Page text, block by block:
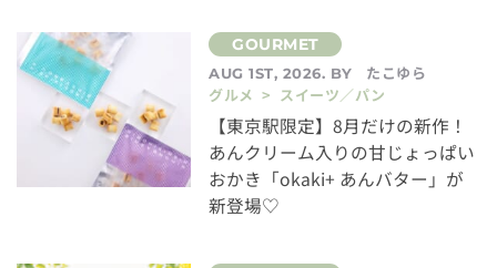
AUG 1ST, 2026. BY
たこゆら
グルメ > スイーツ／パン
【東京駅限定】8月だけの新作！
あんクリーム入りの甘じょっぱい
おかき「okaki+ あんバター」が
新登場♡